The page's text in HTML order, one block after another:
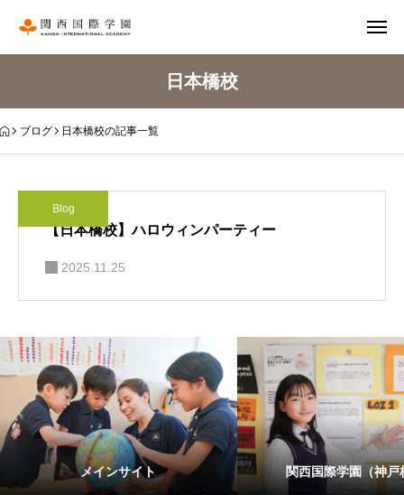
日本橋校
ブログ 日本橋校の記事一覧
Blog
【日本橋校】ハロウィンパーティー
2025.11.25
メインサイト 関西国際学園（神戸